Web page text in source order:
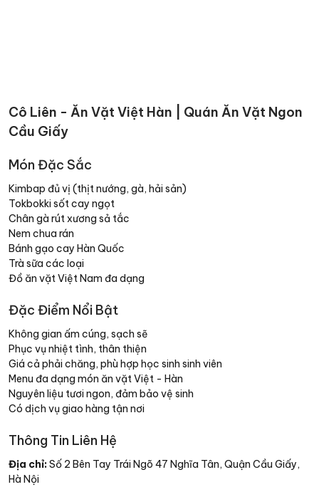
Cô Liên - Ăn Vặt Việt Hàn | Quán Ăn Vặt Ngon
Cầu Giấy
Món Đặc Sắc
Kimbap đủ vị (thịt nướng, gà, hải sản)
Tokbokki sốt cay ngọt
Chân gà rút xương sả tắc
Nem chua rán
Bánh gạo cay Hàn Quốc
Trà sữa các loại
Đồ ăn vặt Việt Nam đa dạng
Đặc Điểm Nổi Bật
Không gian ấm cúng, sạch sẽ
Phục vụ nhiệt tình, thân thiện
Giá cả phải chăng, phù hợp học sinh sinh viên
Menu đa dạng món ăn vặt Việt - Hàn
Nguyên liệu tươi ngon, đảm bảo vệ sinh
Có dịch vụ giao hàng tận nơi
Thông Tin Liên Hệ
Địa chỉ:Số 2 Bên Tay Trái Ngõ 47 Nghĩa Tân, Quận Cầu Giấy,
Hà Nội